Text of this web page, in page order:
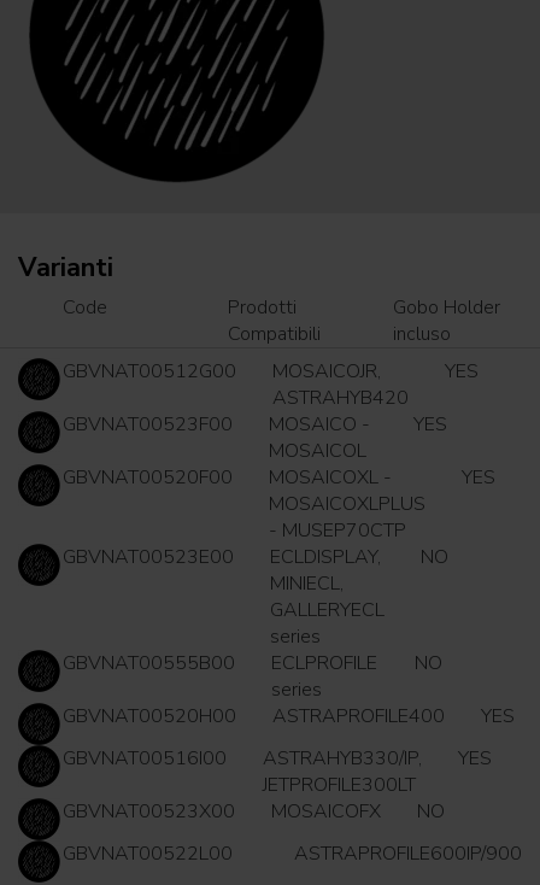
Varianti
Code
Prodotti
Compatibili
Gobo Holder
incluso
GBVNAT00512G00
MOSAICOJR,
ASTRAHYB420
YES
GBVNAT00523F00
MOSAICO -
MOSAICOL
YES
GBVNAT00520F00
MOSAICOXL -
MOSAICOXLPLUS
- MUSEP70CTP
YES
GBVNAT00523E00
ECLDISPLAY,
MINIECL,
GALLERYECL
series
NO
GBVNAT00555B00
ECLPROFILE
series
NO
GBVNAT00520H00
ASTRAPROFILE400
YES
GBVNAT00516I00
ASTRAHYB330/IP,
JETPROFILE300LT
YES
GBVNAT00523X00
MOSAICOFX
NO
GBVNAT00522L00
ASTRAPROFILE600IP/900